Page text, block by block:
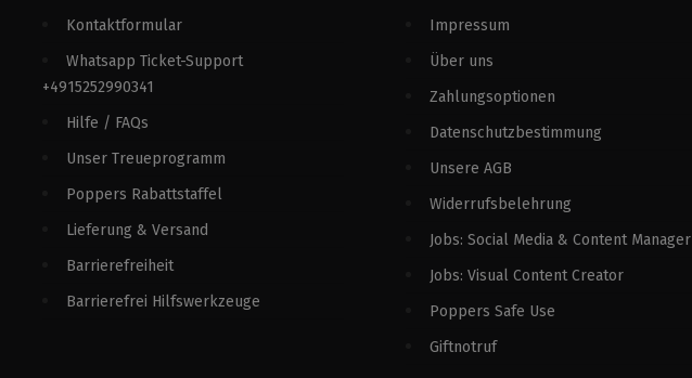
Kontaktformular
Whatsapp Ticket-Support
+4915252990341
Hilfe / FAQs
Unser Treueprogramm
Poppers Rabattstaffel
Lieferung & Versand
Barrierefreiheit
Barrierefrei Hilfswerkzeuge
Impressum
Über uns
Zahlungsoptionen
Datenschutzbestimmung
Unsere AGB
Widerrufsbelehrung
Jobs: Social Media & Content Manager
Jobs: Visual Content Creator
Poppers Safe Use
Giftnotruf